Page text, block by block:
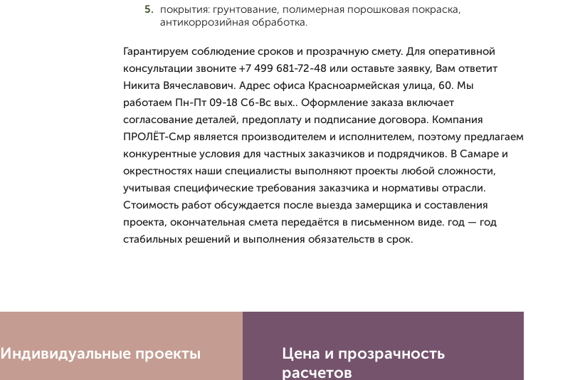
покрытия: грунтование, полимерная порошковая покраска,
антикоррозийная обработка.
Гарантируем соблюдение сроков и прозрачную смету. Для оперативной
консультации звоните +7 499 681-72-48 или оставьте заявку, Вам ответит
Никита Вячеславович. Адрес офиса Красноармейская улица, 60. Мы
работаем Пн-Пт 09-18 Сб-Вс вых.. Оформление заказа включает
согласование деталей, предоплату и подписание договора. Компания
ПРОЛЁТ-Смр является производителем и исполнителем, поэтому предлагаем
конкурентные условия для частных заказчиков и подрядчиков. В Самаре и
окрестностях наши специалисты выполняют проекты любой сложности,
учитывая специфические требования заказчика и нормативы отрасли.
Стоимость работ обсуждается после выезда замерщика и составления
проекта, окончательная смета передаётся в письменном виде. год — год
стабильных решений и выполнения обязательств в срок.
Индивидуальные проекты
Цена и прозрачность
расчетов